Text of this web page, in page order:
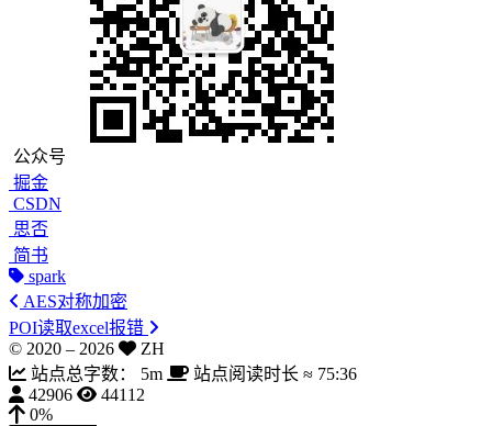
公众号
掘金
CSDN
思否
简书
spark
AES对称加密
POI读取excel报错
© 2020 – 2026
ZH
站点总字数：
5m 站点阅读时长 ≈ 75:36
42906
44112
0%